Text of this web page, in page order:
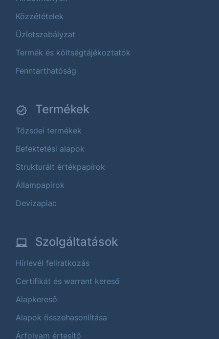
Közzétételek
Üzletszabályzat
Termék és költségtájékoztatók
Fenntarthatóság
Termékek
Tőzsdei termékek
Befektetési alapok
Strukturált értékpapírok
Állampapírok
Devizapiac
Szolgáltatások
Hírlevél feliratkozás
Certifikát és warrant kereső
Alapkereső
Alapok összehasonlítása
Árfolyam értesítő